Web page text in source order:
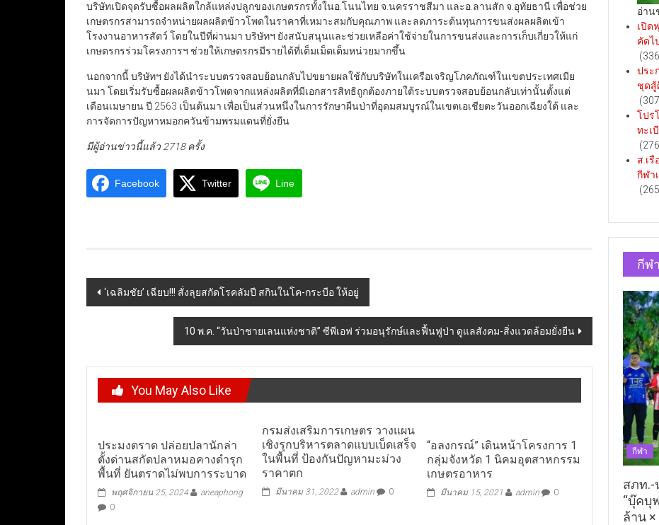
บริษัทเปิดจุดรับซื้อผลผลิตใกล้แหล่งปลูกของเกษตรกรทั้งในอ.โนนไทย จ.นครราชสีมา และอ.ลานสัก จ.อุทัยธานี เพื่อช่วย
เกษตรกรสามารถจำหน่ายผลผลิตข้าวโพดในราคาที่เหมาะสมกับคุณภาพ และลดภาระต้นทุนการขนส่งผลผลิตเข้า
โรงงานอาหารสัตว์ โดยในปีที่ผ่านมา บริษัทฯ ยังสนับสนุนและช่วยเหลือค่าใช้จ่ายในการขนส่งและการเก็บเกี่ยวให้แก่
เกษตรกรร่วมโครงการฯ ช่วยให้เกษตรกรมีรายได้ที่เต็มเม็ดเต็มหน่วยมากขึ้น
นอกจากนี้ บริษัทฯ ยังได้นำระบบตรวจสอบย้อนกลับไปขยายผลใช้กับบริษัทในเครือเจริญโภคภัณฑ์ในเขตประเทศเมีย
นมา โดยเริ่มรับซื้อผลผลิตข้าวโพดจากแหล่งผลิตที่มีเอกสารสิทธิถูกต้องภายใต้ระบบตรวจสอบย้อนกลับเท่านั้นตั้งแต่
เดือนเมษายน ปี 2563 เป็นต้นมา เพื่อเป็นส่วนหนึ่งในการรักษาผืนป่าที่อุดมสมบูรณ์ในเขตเอเชียตะวันออกเฉียงใต้ และ
การจัดการปัญหาหมอกควันข้ามพรมแดนที่ยั่งยืน
มีผู้อ่านข่าวนี้แล้ว 2718 ครั้ง
Facebook Twitter Line
Post
navigation
‘เฉลิมชัย’ เฉียบ!!! สั่งลุยสกัดโรคลัมปี สกินในโค-กระบือ ให้อยู่
10 พ.ค. “วันป่าชายเลนแห่งชาติ” ซีพีเอฟ ร่วมอนุรักษ์และฟื้นฟูป่า ดูแลสังคม-สิ่งแวดล้อมยั่งยืน
You May Also Like
ประมงตราด ปล่อยปลานักล่า
ตั้งด่านสกัดปลาหมอคางดำรุก
พื้นที่ ยันตราดไม่พบการระบาด
พฤศจิกายน 25, 2024
aneaphong
0
กรมส่งเสริมการเกษตร วางแผน
เชิงรุกบริหารตลาดแบบเบ็ดเสร็จ
ในพื้นที่ ป้องกันปัญหามะม่วง
ราคาตก
มีนาคม 31, 2022 admin 0
“อลงกรณ์” เดินหน้าโครงการ 1
กลุ่มจังหวัด 1 นิคมอุตสาหกรรม
เกษตรอาหาร
มีนาคม 15, 2021 admin 0
อ่าน
เปิด
คัดไ
ประ
ชุดสู้
โปร
ทะเ
ส.เ
กีฬา
กีฬา
กีฬา
สภท.-
“บุ๊คบุ
ล้าน